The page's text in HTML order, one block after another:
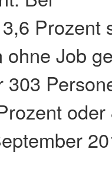
Prozent
ohne Job
303